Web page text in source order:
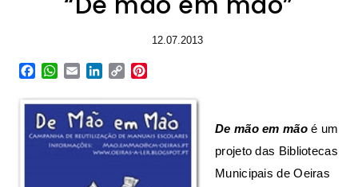
12.07.2013
Facebook
WhatsApp
EmailLinkedIn
Copy
De mão em mãoé um
projeto das Bibliotecas
Municipais de Oeiras